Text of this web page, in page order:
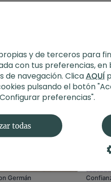
Germán
y de terceros para
con tus preferencias,
de navegación. ClicaAQUÍ
pulsando el botón
preferencias".
todas